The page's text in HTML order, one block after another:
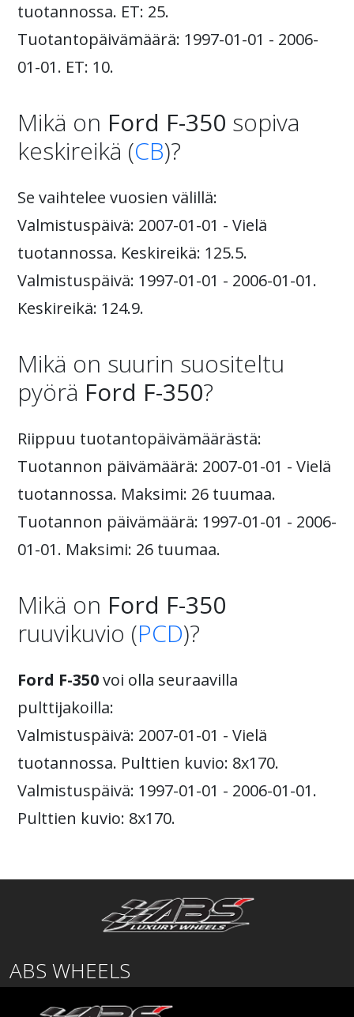
tuotannossa. ET: 25.
Tuotantopäivämäärä: 1997-01-01 - 2006-
01-01. ET: 10.
Mikä on Ford F-350 sopiva
keskireikä (CB)?
Se vaihtelee vuosien välillä:
Valmistuspäivä: 2007-01-01 - Vielä
tuotannossa. Keskireikä: 125.5.
Valmistuspäivä: 1997-01-01 - 2006-01-01.
Keskireikä: 124.9.
Mikä on suurin suositeltu
pyörä Ford F-350?
Riippuu tuotantopäivämäärästä:
Tuotannon päivämäärä: 2007-01-01 - Vielä
tuotannossa. Maksimi: 26 tuumaa.
Tuotannon päivämäärä: 1997-01-01 - 2006-
01-01. Maksimi: 26 tuumaa.
Mikä on Ford F-350
ruuvikuvio (PCD)?
Ford F-350voi olla seuraavilla
pulttijakoilla:
Valmistuspäivä: 2007-01-01 - Vielä
tuotannossa. Pulttien kuvio: 8x170.
Valmistuspäivä: 1997-01-01 - 2006-01-01.
Pulttien kuvio: 8x170.
ABS WHEELS